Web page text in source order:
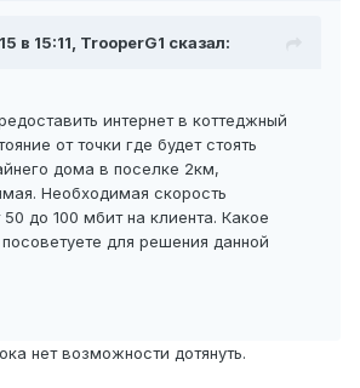
в 15:11, TrooperG1 сказал:
интернет в коттеджный
от точки где будет стоять
дома в поселке 2км,
Необходимая скорость
до 100 мбит на клиента. Какое
для решения данной
нет возможности дотянуть.